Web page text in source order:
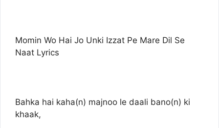
Momin Wo Hai Jo Unki Izzat Pe Mare Dil Se
Naat Lyrics
Bahka hai kaha(n) majnoo le daali bano(n) ki
khaak,